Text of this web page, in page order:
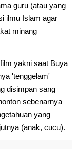
guru (atau yang
ilmu Islam agar
minang
yakni saat Buya
'tenggelam'
disimpan sang
sebenarnya
yang
(anak, cucu).